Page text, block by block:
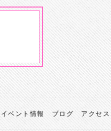
イベント情報 ブログ アクセス